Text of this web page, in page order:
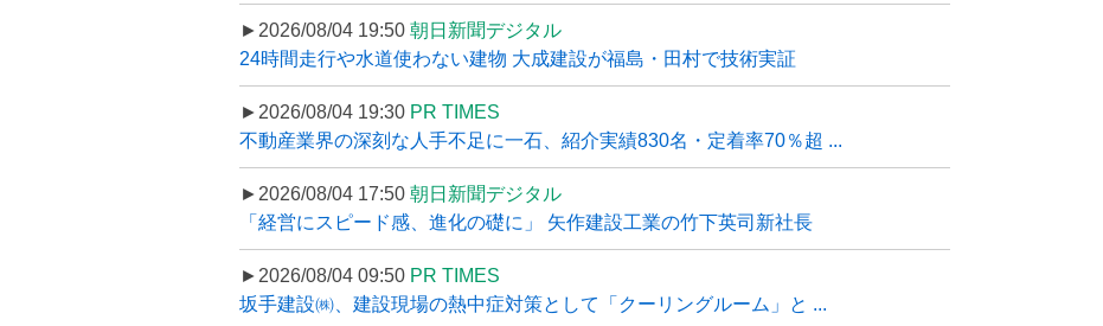
►2026/08/04 19:50 朝日新聞デジタル
24時間走行や水道使わない建物 大成建設が福島・田村で技術実証
►2026/08/04 19:30 PR TIMES
不動産業界の深刻な人手不足に一石、紹介実績830名・定着率70％超 ...
►2026/08/04 17:50 朝日新聞デジタル
「経営にスピード感、進化の礎に」 矢作建設工業の竹下英司新社長
►2026/08/04 09:50 PR TIMES
坂手建設㈱、建設現場の熱中症対策として「クーリングルーム」と ...